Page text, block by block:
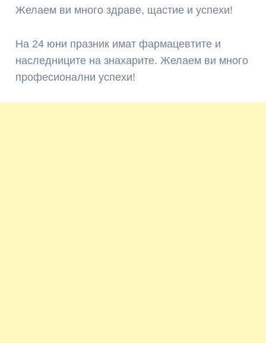
Желаем ви много здраве, щастие и успехи!
На 24 юни празник имат фармацевтите и
наследниците на знахарите. Желаем ви много
професионални успехи!